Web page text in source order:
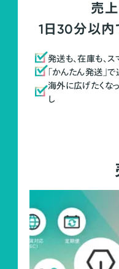
売
1日30分以内
発送も、在庫も、ス
「かんたん発送」
海外に広げたくな
し